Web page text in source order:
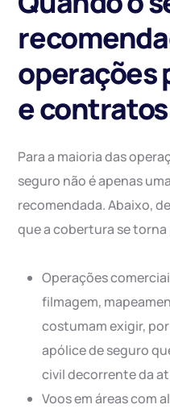
operações
e
Para a maioria das
seguro não é apenas
recomendada. Abaixo,
que a cobertura se
Operações
filmagem,
costumam exigir,
apólice de seguro
civil decorrente da
Voos em áreas com